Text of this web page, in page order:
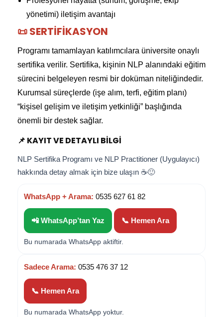
yönetimi) iletişim avantajı
📜 SERTIFIKASYON
Programı tamamlayan katılımcılara üniversite onaylı
sertifika verilir. Sertifika, kişinin NLP alanındaki eğitim
sürecini belgeleyen resmi bir doküman niteliğindedir.
Kurumsal süreçlerde (işe alım, terfi, eğitim planı)
“kişisel gelişim ve iletişim yetkinliği” başlığında
önemli bir destek sağlar.
📌 KAYIT VE DETAYLI BILGI
NLP Sertifika Programı ve NLP Practitioner (Uygulayıcı)
hakkında detay almak için bize ulaşın ☕🙂
WhatsApp + Arama: 0535 627 61 82
📲 WhatsApp’tan Yaz 📞 Hemen Ara
Bu numarada WhatsApp aktiftir.
Sadece Arama: 0535 476 37 12
📞 Hemen Ara
Bu numarada WhatsApp yoktur.